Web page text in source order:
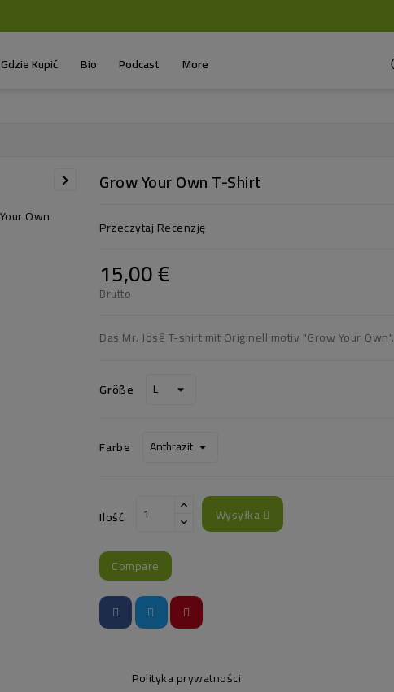
Gdzie Kupić Bio Podcast More
 Grow Your Own T-Shirt
Przeczytaj Recenzję
15,00 €
Brutto
Das Mr. José T-shirt mit Originell motiv "Grow Your Own".
Größe
Farbe
Ilość Wysyłka 
Compare
Polityka prywatności